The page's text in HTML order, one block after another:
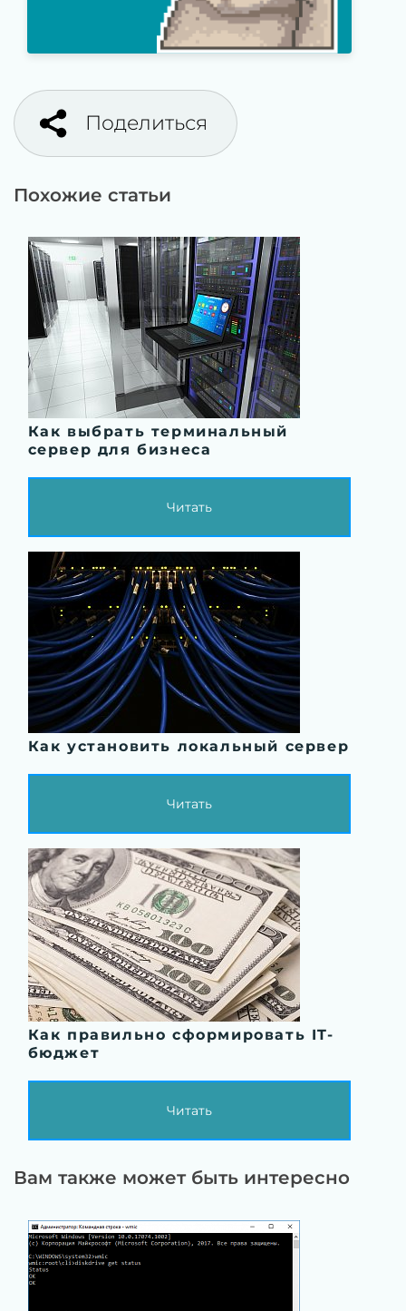
Поделиться
Похожие статьи
Как выбрать терминальный
сервер для бизнеса
Читать
Как установить локальный сервер
Читать
Как правильно сформировать IT-
бюджет
Читать
Вам также может быть интересно